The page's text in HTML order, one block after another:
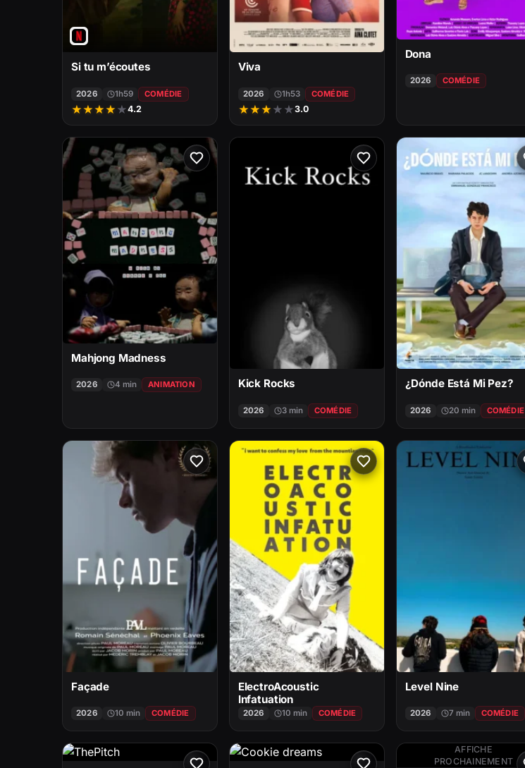
Si tu m’écoutes
2026 1h59 COMÉDIE
★★★★ ★4.2
Viva
2026 1h53 COMÉDIE
★★★ ★ ★3.0
Dona
2026 COMÉDIE
Mahjong Madness
2026 4 min ANIMATION Kick Rocks
2026 3 min COMÉDIE
¿Dónde Está Mi Pez?
2026 20 min COMÉDIE
Façade
2026 10 min COMÉDIE
ElectroAcoustic
Infatuation
2026 10 min COMÉDIE
Level Nine
2026 7 min COMÉDIE
AFFICHE
PROCHAINEMENT